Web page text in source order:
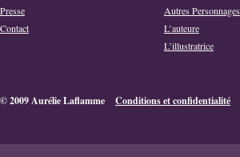
Presse
Contact
Autres Personnages
L’auteure
L’illustratrice
© 2009 Aurélie Laflamme Conditions et confidentialité